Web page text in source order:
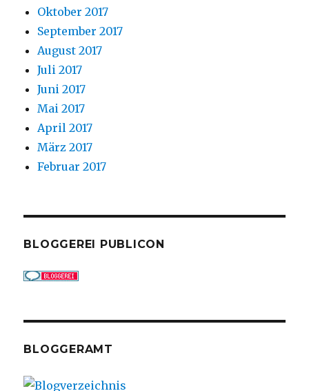
Oktober 2017
September 2017
August 2017
Juli 2017
Juni 2017
Mai 2017
April 2017
März 2017
Februar 2017
BLOGGEREI PUBLICON
BLOGGERAMT